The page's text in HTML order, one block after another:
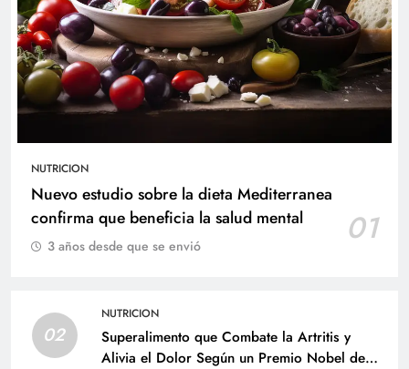
NUTRICION
Nuevo estudio sobre la dieta Mediterranea
confirma que beneficia la salud mental
01
3 años desde que se envió
02
NUTRICION
Superalimento que Combate la Artritis y
Alivia el Dolor Según un Premio Nobel de